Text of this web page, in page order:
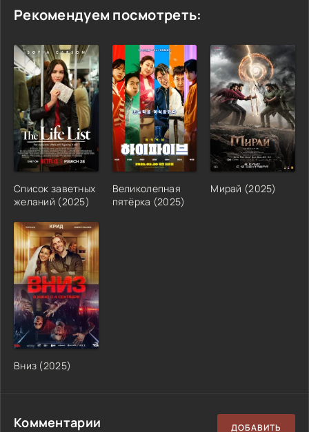
Рекомендуем посмотреть:
Список заветных
желаний (2025)
Великолепная
пятёрка (2025)
Мирай (2025)
Вниз (2025)
Комментарии ДОБАВИТЬ